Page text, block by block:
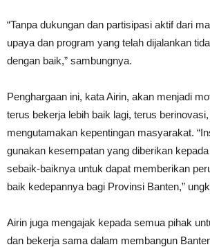
“Tanpa dukungan dan partisipasi aktif dari
upaya dan program yang telah dijalankan
dengan baik,” sambungnya.
Penghargaan ini, kata Airin, akan menjadi
terus bekerja lebih baik lagi, terus
mengutamakan kepentingan masyarakat.
gunakan kesempatan yang diberikan
sebaik-baiknya untuk dapat memberikan
baik kedepannya bagi Provinsi Banten,”
Airin juga mengajak kepada semua pihak
dan bekerja sama dalam membangun